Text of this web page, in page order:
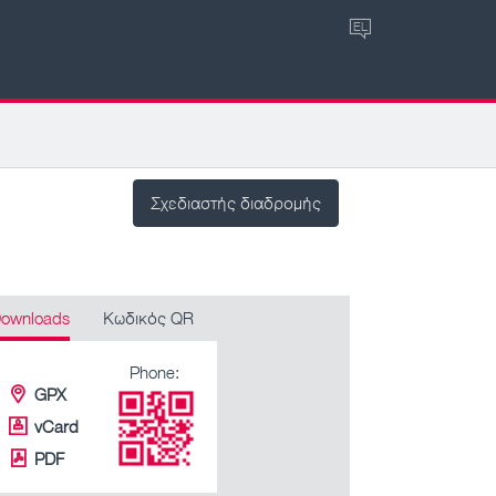
EL
Σχεδιαστής διαδρομής
Κωδικός QR
GPX
vCard
PDF
Phone: